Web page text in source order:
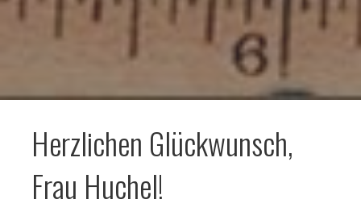
Herzlichen Glückwunsch,
Frau Huchel!